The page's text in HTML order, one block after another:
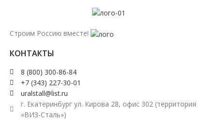
Строим Россию вместе!
КОНТАКТЫ
8 (800) 300-86-84
+7 (343) 227-30-01
uralstall@list.ru
г. Екатеринбург ул. Кирова 28, офис 302 (территория
«ВИЗ-Сталь»)